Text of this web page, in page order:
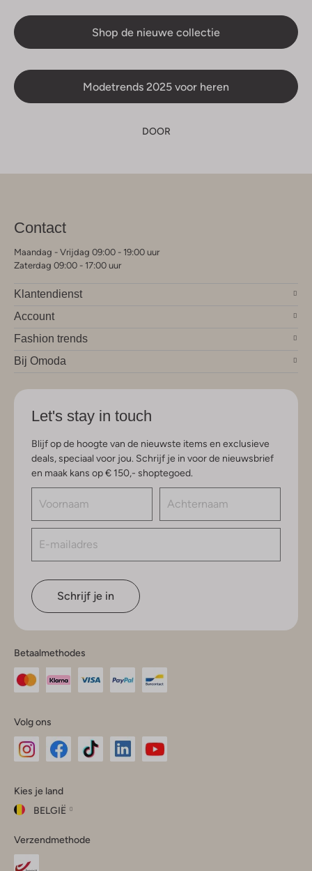
Shop de nieuwe collectie
Modetrends 2025 voor heren
DOOR
Contact
Maandag - Vrijdag 09:00 - 19:00 uur
Zaterdag 09:00 - 17:00 uur
Klantendienst
Account
Fashion trends
Bij Omoda
Let's stay in touch
Blijf op de hoogte van de nieuwste items en exclusieve
deals, speciaal voor jou. Schrijf je in voor de nieuwsbrief
en maak kans op € 150,- shoptegoed.
Schrijf je in
Betaalmethodes
Volg ons
InstagramFacebook
Kies je land
BELGIË
je
land
Verzendmethode